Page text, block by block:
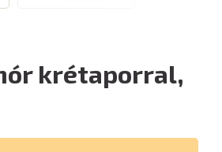
krétaporral,